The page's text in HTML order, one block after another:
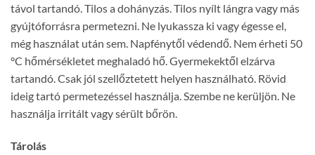
távol tartandó. Tilos a dohányzás. Tilos nyílt lángra vagy más
gyújtóforrásra permetezni. Ne lyukassza ki vagy égesse el,
még használat után sem. Napfénytől védendő. Nem érheti 50
°C hőmérsékletet meghaladó hő. Gyermekektől elzárva
tartandó. Csak jól szellőztetett helyen használható. Rövid
ideig tartó permetezéssel használja. Szembe ne kerüljön. Ne
használja irritált vagy sérült bőrön.
Tárolás